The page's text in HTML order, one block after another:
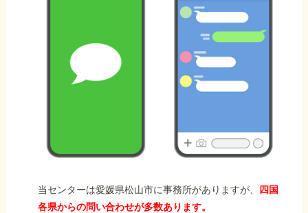
当センターは愛媛県松山市に事務所がありますが、
四国
各県からの問い合わせが多数あります。